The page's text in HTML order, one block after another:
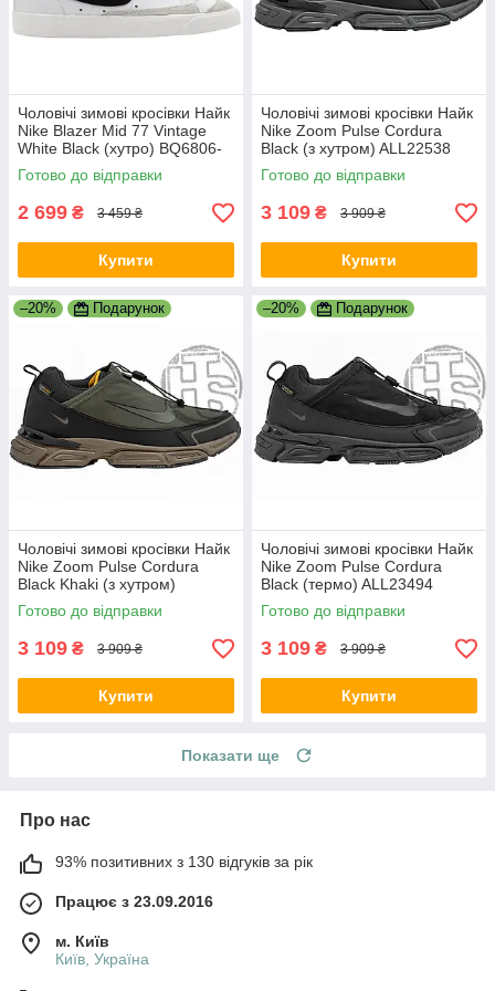
Чоловічі зимові кросівки Найк
Nike Blazer Mid 77 Vintage
White Black (хутро) BQ6806-
100
Готово до відправки
2 699 ₴ 3 459 ₴
Купити
Чоловічі зимові кросівки Найк
Nike Zoom Pulse Cordura
Black (з хутром) ALL22538
Готово до відправки
3 109 ₴ 3 909 ₴
Купити
–20% Подарунок
Чоловічі зимові кросівки Найк
Nike Zoom Pulse Cordura
Black Khaki (з хутром)
ALL22582
Готово до відправки
3 109 ₴ 3 909 ₴
Купити
–20% Подарунок
Чоловічі зимові кросівки Найк
Nike Zoom Pulse Cordura
Black (термо) ALL23494
Готово до відправки
3 109 ₴ 3 909 ₴
Купити
Показати ще
Про нас
93% позитивних з 130 відгуків за рік
Працює з 23.09.2016
м. Київ
Київ, Україна